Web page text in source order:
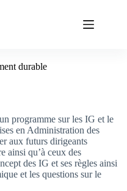
durable
programme sur les IG et le
en Administration des
aux futurs dirigeants
ainsi qu’à ceux des
des IG et ses règles ainsi
et les questions sur le